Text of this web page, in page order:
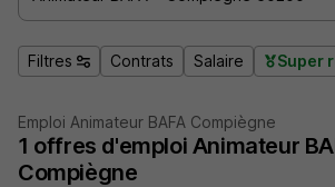
Filtres Contrats Salaire Super
Emploi Animateur BAFA Compiègne
1 offres d'emploi Animateur
Compiègne